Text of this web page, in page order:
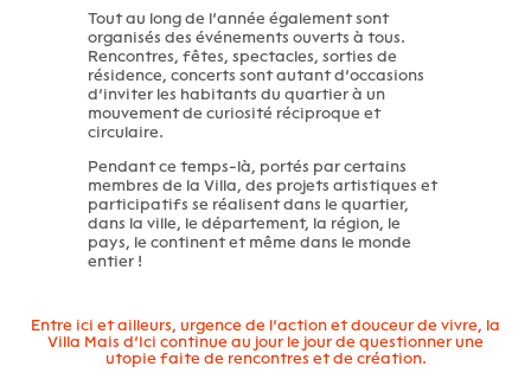
Tout au long de l’année également sont
organisés des événements ouverts à tous.
Rencontres, fêtes, spectacles, sorties de
résidence, concerts sont autant d’occasions
d’inviter les habitants du quartier à un
mouvement de curiosité réciproque et
circulaire.
Pendant ce temps-là, portés par certains
membres de la Villa, des projets artistiques et
participatifs se réalisent dans le quartier,
dans la ville, le département, la région, le
pays, le continent et même dans le monde
entier !
Entre ici et ailleurs, urgence de l’action et douceur de vivre, la
Villa Mais d’Ici continue au jour le jour de questionner une
utopie faite de rencontres et de création.